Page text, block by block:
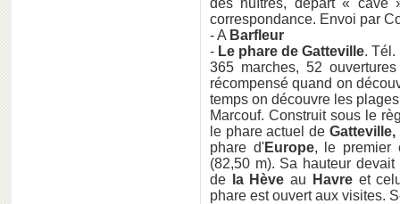
des huîtres, départ « cave
correspondance. Envoi par
- A Barfleur
- Le phare de Gatteville. Tél.
365 marches, 52
récompensé quand on
temps on découvre les
Marcouf. Construit sous le
le phare actuel de Gatteville,
phare d'Europe, le premier
(82,50 m). Sa hauteur
de
la Hève au Havre et
phare est ouvert aux visites.